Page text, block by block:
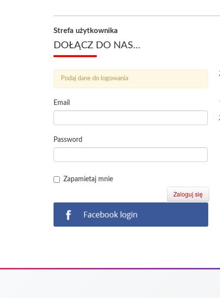
Strefa użytkownika
DOŁĄCZ DO NAS...
Podaj dane do logowania
Email
Password
Zapamietaj mnie
Zaloguj się